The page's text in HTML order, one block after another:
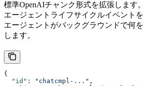
標準OpenAIチャンク形式を拡張します
エージェントライフサイクルイベント
エージェントがバックグラウンドで何
します。
{
  "id"
: "chatcmpl-..." ,